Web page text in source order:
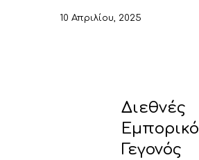
10 Απριλίου, 2025
Διεθνές
Εμπορικό
Γεγονός